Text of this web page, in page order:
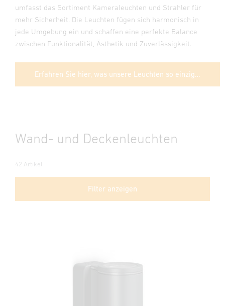
umfasst das Sortiment Kameraleuchten und Strahler für
mehr Sicherheit. Die Leuchten fügen sich harmonisch in
jede Umgebung ein und schaffen eine perfekte Balance
zwischen Funktionalität, Ästhetik und Zuverlässigkeit.
Erfahren Sie hier, was unsere Leuchten so einzigartig macht
Wand- und Deckenleuchten
42 Artikel
Filter anzeigen